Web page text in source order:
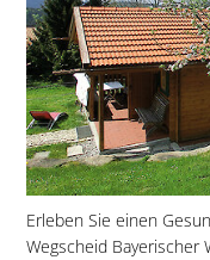
Erleben Sie einen
Wegscheid Bayerischer